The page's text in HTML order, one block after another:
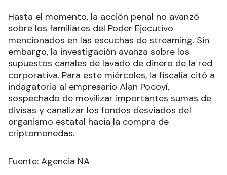
Hasta el momento, la acción penal no avanzó
sobre los familiares del Poder Ejecutivo
mencionados en las escuchas de streaming. Sin
embargo, la investigación avanza sobre los
supuestos canales de lavado de dinero de la red
corporativa. Para este miércoles, la fiscalía citó a
indagatoria al empresario Alan Pocoví,
sospechado de movilizar importantes sumas de
divisas y canalizar los fondos desviados del
organismo estatal hacia la compra de
criptomonedas.
Fuente: Agencia NA